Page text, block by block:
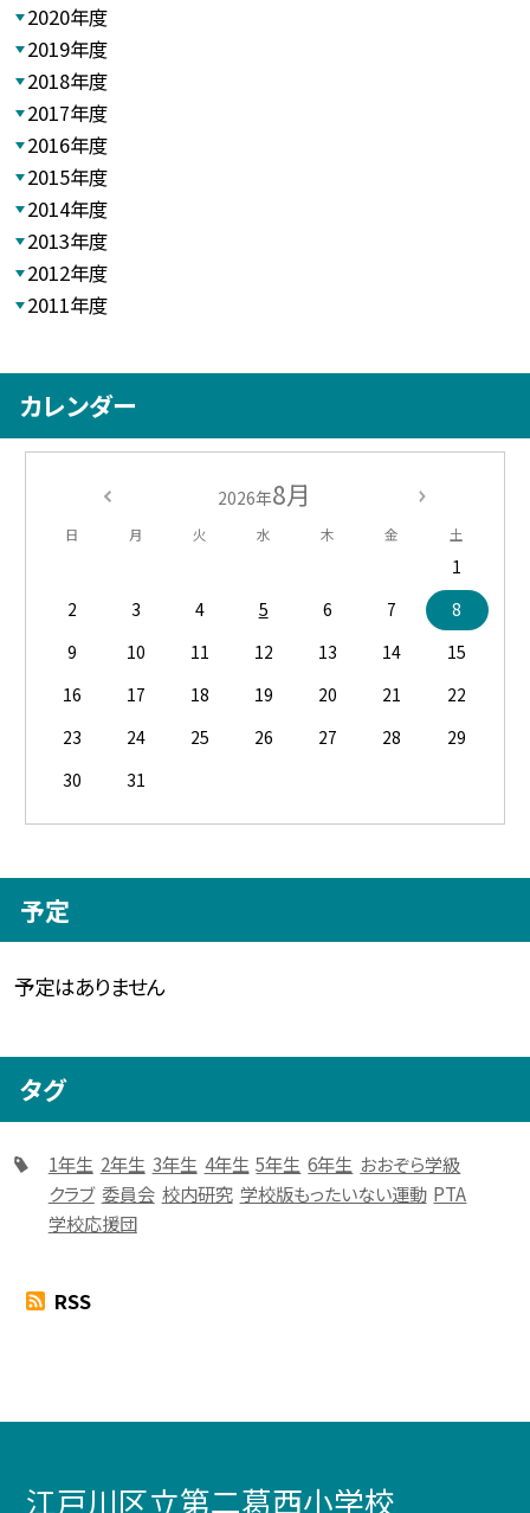
2020年度
2019年度
2018年度
2017年度
2016年度
2015年度
2014年度
2013年度
2012年度
2011年度
カレンダー
2026年8月
日 月 火 水 木 金 土
1
2
3 4 5 6 7
8
9
10 11 12 13 14
15
16
17 18 19 20 21
22
23
24 25 26 27 28
29
30
31
予定
予定はありません
タグ
1年生 2年生 3年生 4年生 5年生 6年生 おおぞら学級
クラブ 委員会 校内研究 学校版もったいない運動 PTA
学校応援団
RSS
江戸川区立第二葛西小学校